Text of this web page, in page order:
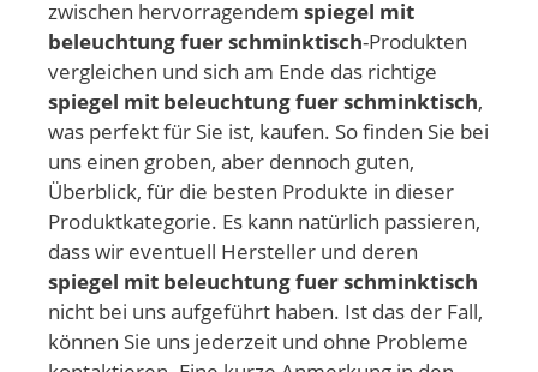
zwischen hervorragendem spiegel mit
beleuchtung fuer schminktisch-Produkten
vergleichen und sich am Ende das richtige
spiegel mit beleuchtung fuer schminktisch,
was perfekt für Sie ist, kaufen. So finden Sie bei
uns einen groben, aber dennoch guten,
Überblick, für die besten Produkte in dieser
Produktkategorie. Es kann natürlich passieren,
dass wir eventuell Hersteller und deren
spiegel mit beleuchtung fuer schminktisch
nicht bei uns aufgeführt haben. Ist das der Fall,
können Sie uns jederzeit und ohne Probleme